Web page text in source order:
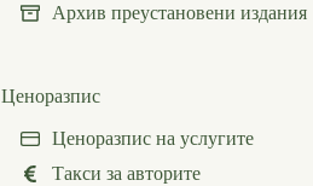
Архив преустановени издания
Ценоразпис
Ценоразпис на услугите
Такси за авторите